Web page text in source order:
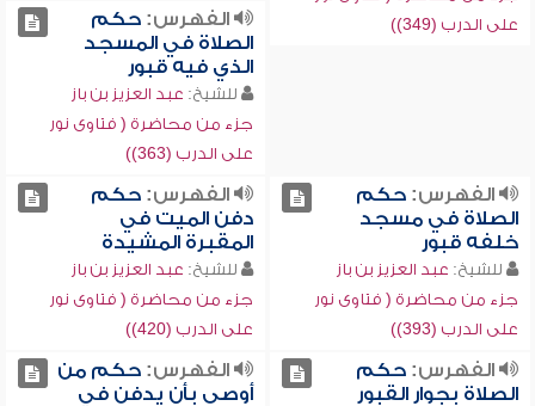
على الدرب (349))
الفهرس:حكم
الصلاة في المسجد
الذي فيه قبور
للشيخ: عبد العزيز بن باز
جزء من محاضرة ( فتاوى نور
على الدرب (363))
الفهرس:حكم
الصلاة في مسجد
خلفه قبور
للشيخ: عبد العزيز بن باز
جزء من محاضرة ( فتاوى نور
على الدرب (393))
الفهرس:حكم
دفن الميت في
المقبرة المشيدة
للشيخ: عبد العزيز بن باز
جزء من محاضرة ( فتاوى نور
على الدرب (420))
الفهرس:حكم
الصلاة بجوار القبور
الفهرس:حكم من
أوصى بأن يدفن في